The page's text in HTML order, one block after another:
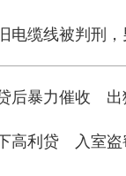
电缆线被判刑
后暴力催收 出
高利贷 入室盗